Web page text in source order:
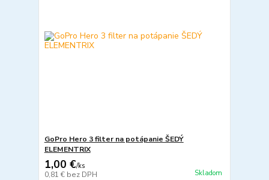
GoPro Hero 3 filter na potápanie ŠEDÝ
ELEMENTRIX
1,00 €/ks
0,81 € bez DPH Skladom